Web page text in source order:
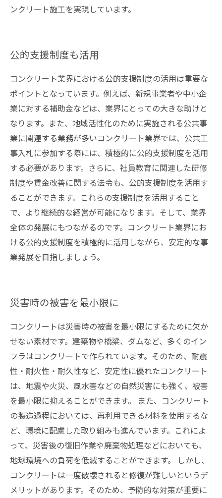
ンクリート施工を実現しています。
公的支援制度も活用
コンクリート業界における公的支援制度の活用は重要な
ポイントとなっています。例えば、新規事業者や中小企
業に対する補助金などは、業界にとっての大きな助けと
なります。また、地域活性化のために実施される公共事
業に関連する業務が多いコンクリート業界では、公共工
事入札に参加する際には、積極的に公的支援制度を活用
する必要があります。さらに、社員教育に関連した研修
制度や賃金改善に関する法令も、公的支援制度を活用す
ることができます。これらの支援制度を活用すること
で、より継続的な経営が可能になります。そして、業界
全体の発展にもつながるのです。コンクリート業界にお
ける公的支援制度を積極的に活用しながら、安定的な事
業発展を目指しましょう。
災害時の被害を最小限に
コンクリートは災害時の被害を最小限にするために欠か
せない素材です。建築物や橋梁、ダムなど、多くのイン
フラはコンクリートで作られています。そのため、耐震
性・耐火性・耐久性など、安定性に優れたコンクリート
は、地震や火災、風水害などの自然災害にも強く、被害
を最小限に抑えることができます。 また、コンクリート
の製造過程においては、再利用できる材料を使用するな
ど、環境に配慮した取り組みも進んでいます。これによ
って、災害後の復旧作業や廃棄物処理などにおいても、
地球環境への負荷を低減することができます。 しかし、
コンクリートは一度破壊されると修復が難しいというデ
メリットがあります。そのため、予防的な対策が重要に